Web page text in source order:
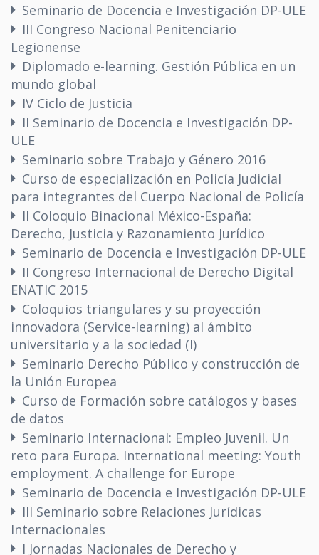
Seminario de Docencia e Investigación DP-ULE
III Congreso Nacional Penitenciario
Legionense
Diplomado e-learning. Gestión Pública en un
mundo global
IV Ciclo de Justicia
II Seminario de Docencia e Investigación DP-
ULE
Seminario sobre Trabajo y Género 2016
Curso de especialización en Policía Judicial
para integrantes del Cuerpo Nacional de Policía
II Coloquio Binacional México-España:
Derecho, Justicia y Razonamiento Jurídico
Seminario de Docencia e Investigación DP-ULE
II Congreso Internacional de Derecho Digital
ENATIC 2015
Coloquios triangulares y su proyección
innovadora (Service-learning) al ámbito
universitario y a la sociedad (I)
Seminario Derecho Público y construcción de
la Unión Europea
Curso de Formación sobre catálogos y bases
de datos
Seminario Internacional: Empleo Juvenil. Un
reto para Europa. International meeting: Youth
employment. A challenge for Europe
Seminario de Docencia e Investigación DP-ULE
III Seminario sobre Relaciones Jurídicas
Internacionales
I Jornadas Nacionales de Derecho y